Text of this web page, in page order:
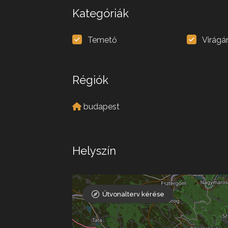
Kategóriák
Temető
Régiók
budapest
Helyszín
Útvonalterv kérése